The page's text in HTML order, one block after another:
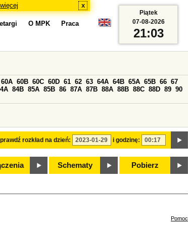
więcej x
O MPK Praca
rozkład na dzień: i godzinę:
60A 60B 60C 60D 61 62 63 64A 64B 65A 65B 66 67
84B 85A 85B 86 87A 87B 88A 88B 88C 88D 89 90
Schematy Pobierz
Piątek
07-08-2026
21:03
Pomoc